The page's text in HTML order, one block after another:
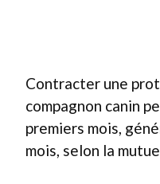
Contracter une
compagnon canin
premiers mois,
mois, selon la